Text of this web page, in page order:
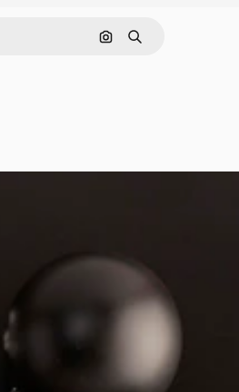
Pesquisar por imagem
Buscar